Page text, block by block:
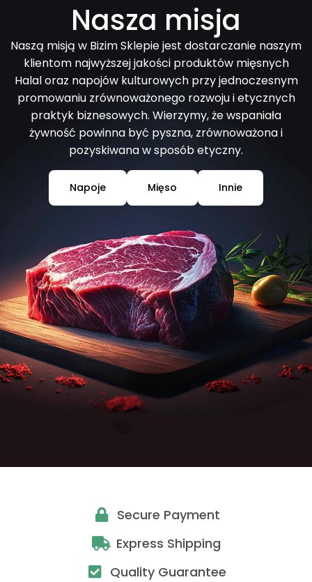
Nasza misja
Naszą misją w Bizim Sklepie jest dostarczanie naszym
klientom najwyższej jakości produktów mięsnych
Halal oraz napojów kulturowych przy jednoczesnym
promowaniu zrównoważonego rozwoju i etycznych
praktyk biznesowych. Wierzymy, że wspaniała
żywność powinna być pyszna, zrównoważona i
pozyskiwana w sposób etyczny.
Napoje Mięso Innie
Secure Payment
Express Shipping
Quality Guarantee